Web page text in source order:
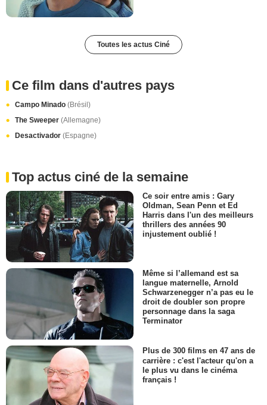
Toutes les actus Ciné
Ce film dans d'autres pays
Campo Minado (Brésil)
The Sweeper (Allemagne)
Desactivador (Espagne)
Top actus ciné de la semaine
Ce soir entre amis : Gary
Oldman, Sean Penn et Ed
Harris dans l'un des meilleurs
thrillers des années 90
injustement oublié !
Même si l’allemand est sa
langue maternelle, Arnold
Schwarzenegger n’a pas eu le
droit de doubler son propre
personnage dans la saga
Terminator
Plus de 300 films en 47 ans de
carrière : c'est l'acteur qu'on a
le plus vu dans le cinéma
français !